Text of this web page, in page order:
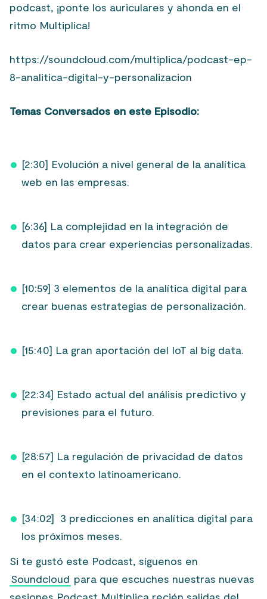
podcast, ¡ponte los auriculares y ahonda en el
ritmo Multiplica!
https://soundcloud.com/multiplica/podcast-ep-
8-analitica-digital-y-personalizacion
Temas Conversados en este Episodio:
[2:30] Evolución a nivel general de la analítica
web en las empresas.
[6:36] La complejidad en la integración de
datos para crear experiencias personalizadas.
[10:59] 3 elementos de la analítica digital para
crear buenas estrategias de personalización.
[15:40] La gran aportación del IoT al big data.
[22:34] Estado actual del análisis predictivo y
previsiones para el futuro.
[28:57] La regulación de privacidad de datos
en el contexto latinoamericano.
[34:02] 3 predicciones en analítica digital para
los próximos meses.
Si te gustó este Podcast, síguenos en
Soundcloud para que escuches nuestras nuevas